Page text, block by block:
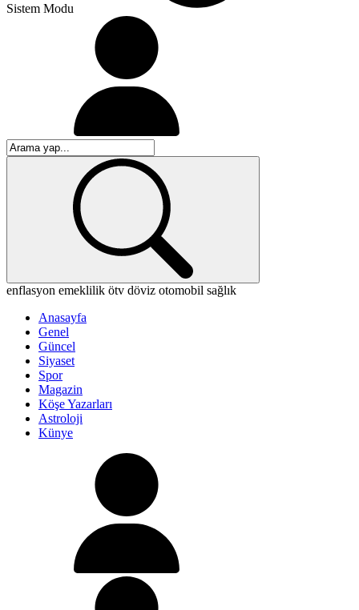
Sistem Modu
enflasyon emeklilik ötv döviz otomobil sağlık
Anasayfa
Genel
Güncel
Siyaset
Spor
Magazin
Köşe Yazarları
Astroloji
Künye